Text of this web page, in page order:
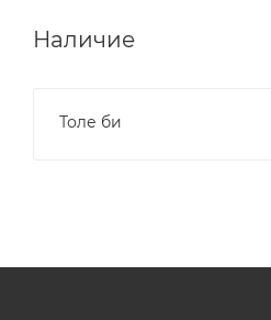
Наличие
Толе би